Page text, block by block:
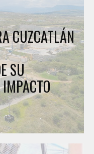
CUZCATLÁN
SU